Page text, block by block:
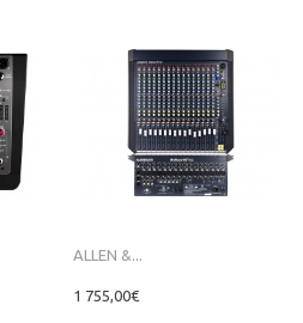
ALLEN &...
1 755,00€